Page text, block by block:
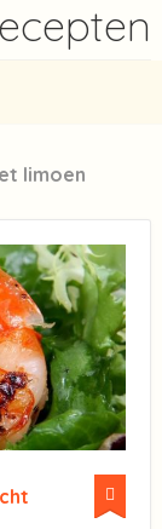
limoen